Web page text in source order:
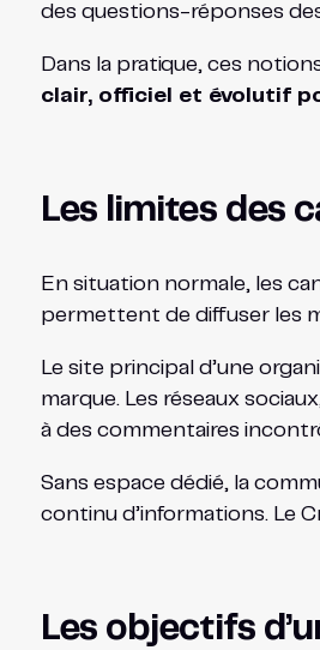
des questions-réponses
Dans la pratique, ces
clair, officiel et évolutif
Les limites des
En situation normale, les
permettent de diffuser les
Le site principal d’une
marque. Les réseaux
à des commentaires
Sans espace dédié, la
continu d’informations. Le
Les objectifs